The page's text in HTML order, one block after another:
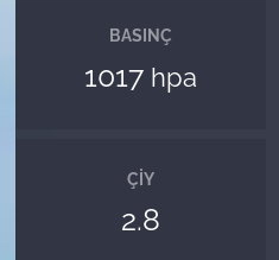
BASINÇ
1017 hpa
ÇIY
2.8